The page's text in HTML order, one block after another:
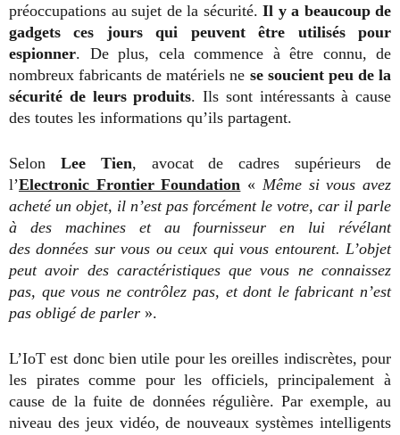
préoccupations au sujet de la sécurité. Il y a beaucoup de
gadgets ces jours qui peuvent être utilisés pour
espionner. De plus, cela commence à être connu, de
nombreux fabricants de matériels ne se soucient peu de la
sécurité de leurs produits. Ils sont intéressants à cause
des toutes les informations qu’ils partagent.
Selon Lee Tien, avocat de cadres supérieurs de
l’Electronic Frontier Foundation « Même si vous avez
acheté un objet, il n’est pas forcément le votre, car il parle
à des machines et au fournisseur en lui révélant
des données sur vous ou ceux qui vous entourent. L’objet
peut avoir des caractéristiques que vous ne connaissez
pas, que vous ne contrôlez pas, et dont le fabricant n’est
pas obligé de parler ».
L’IoT est donc bien utile pour les oreilles indiscrètes, pour
les pirates comme pour les officiels, principalement à
cause de la fuite de données régulière. Par exemple, au
niveau des jeux vidéo, de nouveaux systèmes intelligents